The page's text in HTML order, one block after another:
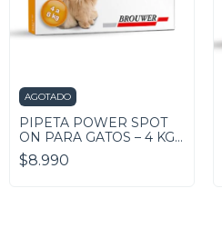
AGOTADO
PIPETA POWER SPOT
ON PARA GATOS – 4 KG
A 8 KG
$8.990